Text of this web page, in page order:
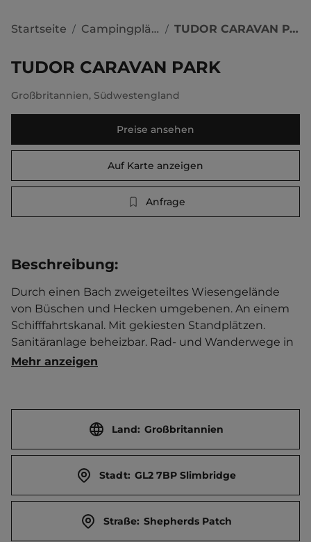
Startseite / Campingplätze / TUDOR CARAVAN PARK
TUDOR CARAVAN PARK
Großbritannien, Südwestengland
Preise ansehen
Auf Karte anzeigen
Anfrage
Beschreibung:
Durch einen Bach zweigeteiltes Wiesengelände
von Büschen und Hecken umgebenen. An einem
Schifffahrtskanal. Mit gekiesten Standplätzen.
Sanitäranlage beheizbar. Rad- und Wanderwege in
der Umgebung.   Ort 1.5 km entfernt.
Mehr anzeigen
Land: Großbritannien
Stadt: GL2 7BP Slimbridge
Straße: Shepherds Patch